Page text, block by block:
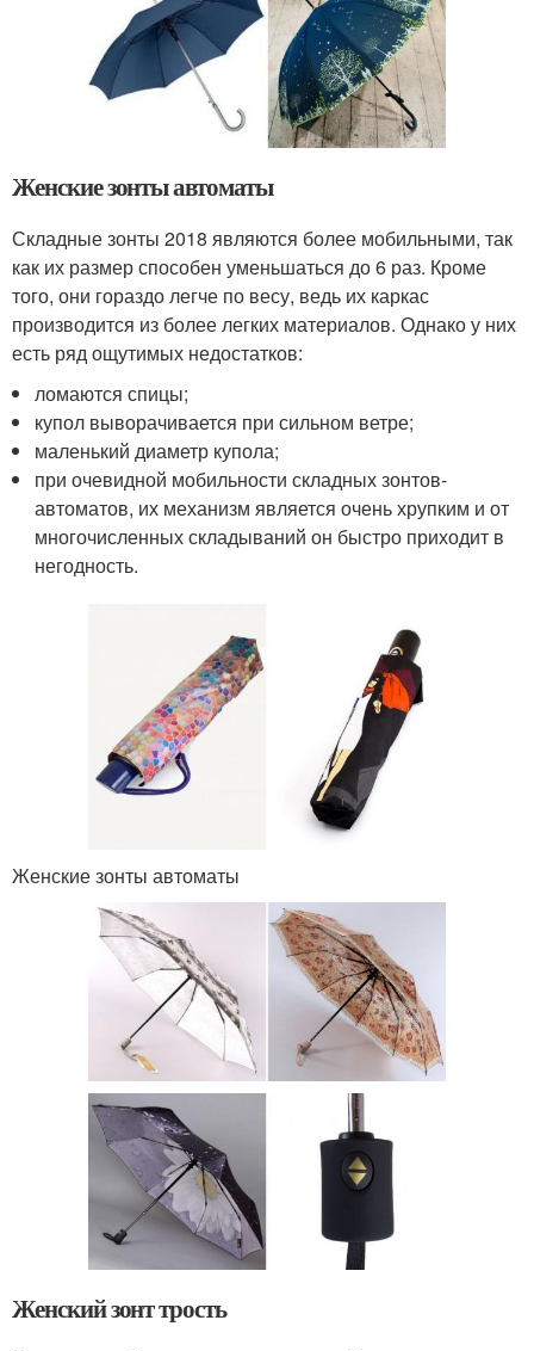
Женские зонты автоматы
Складные зонты 2018 являются более мобильными, так
как их размер способен уменьшаться до 6 раз. Кроме
того, они гораздо легче по весу, ведь их каркас
производится из более легких материалов. Однако у них
есть ряд ощутимых недостатков:
ломаются спицы;
купол выворачивается при сильном ветре;
маленький диаметр купола;
при очевидной мобильности складных зонтов-
автоматов, их механизм является очень хрупким и от
многочисленных складываний он быстро приходит в
негодность.
Женские зонты автоматы
Женский зонт трость